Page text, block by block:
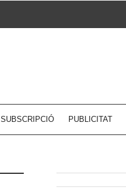
SUBSCRIPCIÓ PUBLICITAT